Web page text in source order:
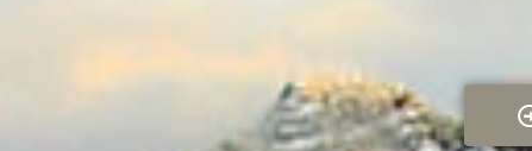
A fresh-air duct can be connected to the stove